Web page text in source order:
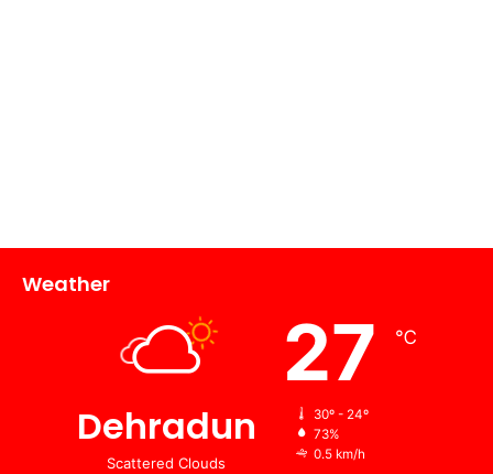
Weather
Dehradun
Scattered Clouds
27 ℃
30º - 24º
73%
0.5 km/h